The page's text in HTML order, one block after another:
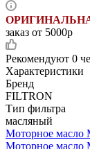
заказ от 5000р
Рекомендуют 0
Характеристики
Бренд
FILTRON
Тип фильтра
масляный
Моторное масло
Моторное масло